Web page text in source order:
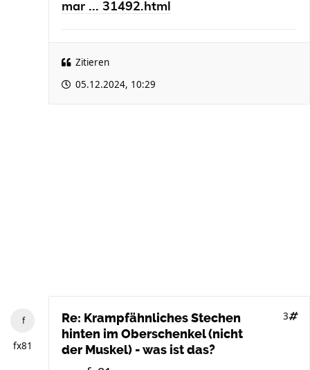
mar ... 31492.html
Zitieren
05.12.2024, 10:29
fx81
Re: Krampfähnliches Stechen
hinten im Oberschenkel (nicht
der Muskel) - was ist das?
3